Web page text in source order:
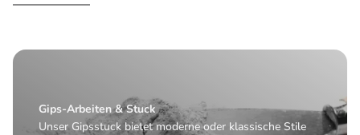
Gips-Arbeiten & Stuck
Unser Gipsstuck bietet moderne oder klassische Stile